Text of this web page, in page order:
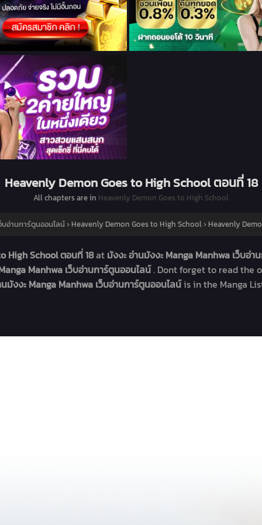
Heavenly Demon Goes to High School ตอนที่ 18
All chapters are in Heavenly Demon Goes to High School
บอ่านการ์ตูนออนไลน์› Heavenly Demon Goes to High School› Heavenly
High School ตอนที่ 18at มังงะ อ่านมังงะ Manga Manhwa เว็บอ่
Manhwa เว็บอ่านการ์ตูนออนไลน์. Dont forget to read the
มังงะ Manga Manhwa เว็บอ่านการ์ตูนออนไลน์is in the Manga